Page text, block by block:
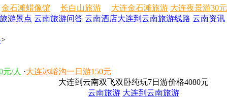
金石滩蜡像馆 长白山旅游 大连金石滩旅游 大连夜景游30元
游景点 云南旅游问答 云南酒店大连到云南旅游线路 云南资讯
>
/人 ·大连冰峪沟一日游150元
大连到云南双飞双卧纯玩7日游价格4080元
云南旅游 大连到云南旅游